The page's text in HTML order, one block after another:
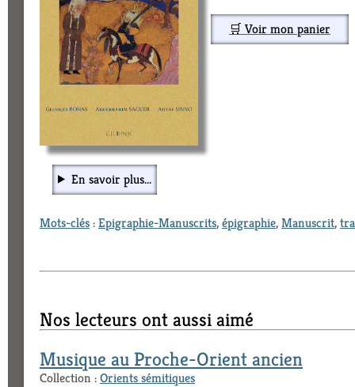
🛒 Voir mon panier
En savoir plus...
Mots-clés:Epigraphie-Manuscrits,épigraphie,Manuscrit,
Nos lecteurs ont aussi aimé
Musique au Proche-Orient ancien
Collection :Orients sémitiques